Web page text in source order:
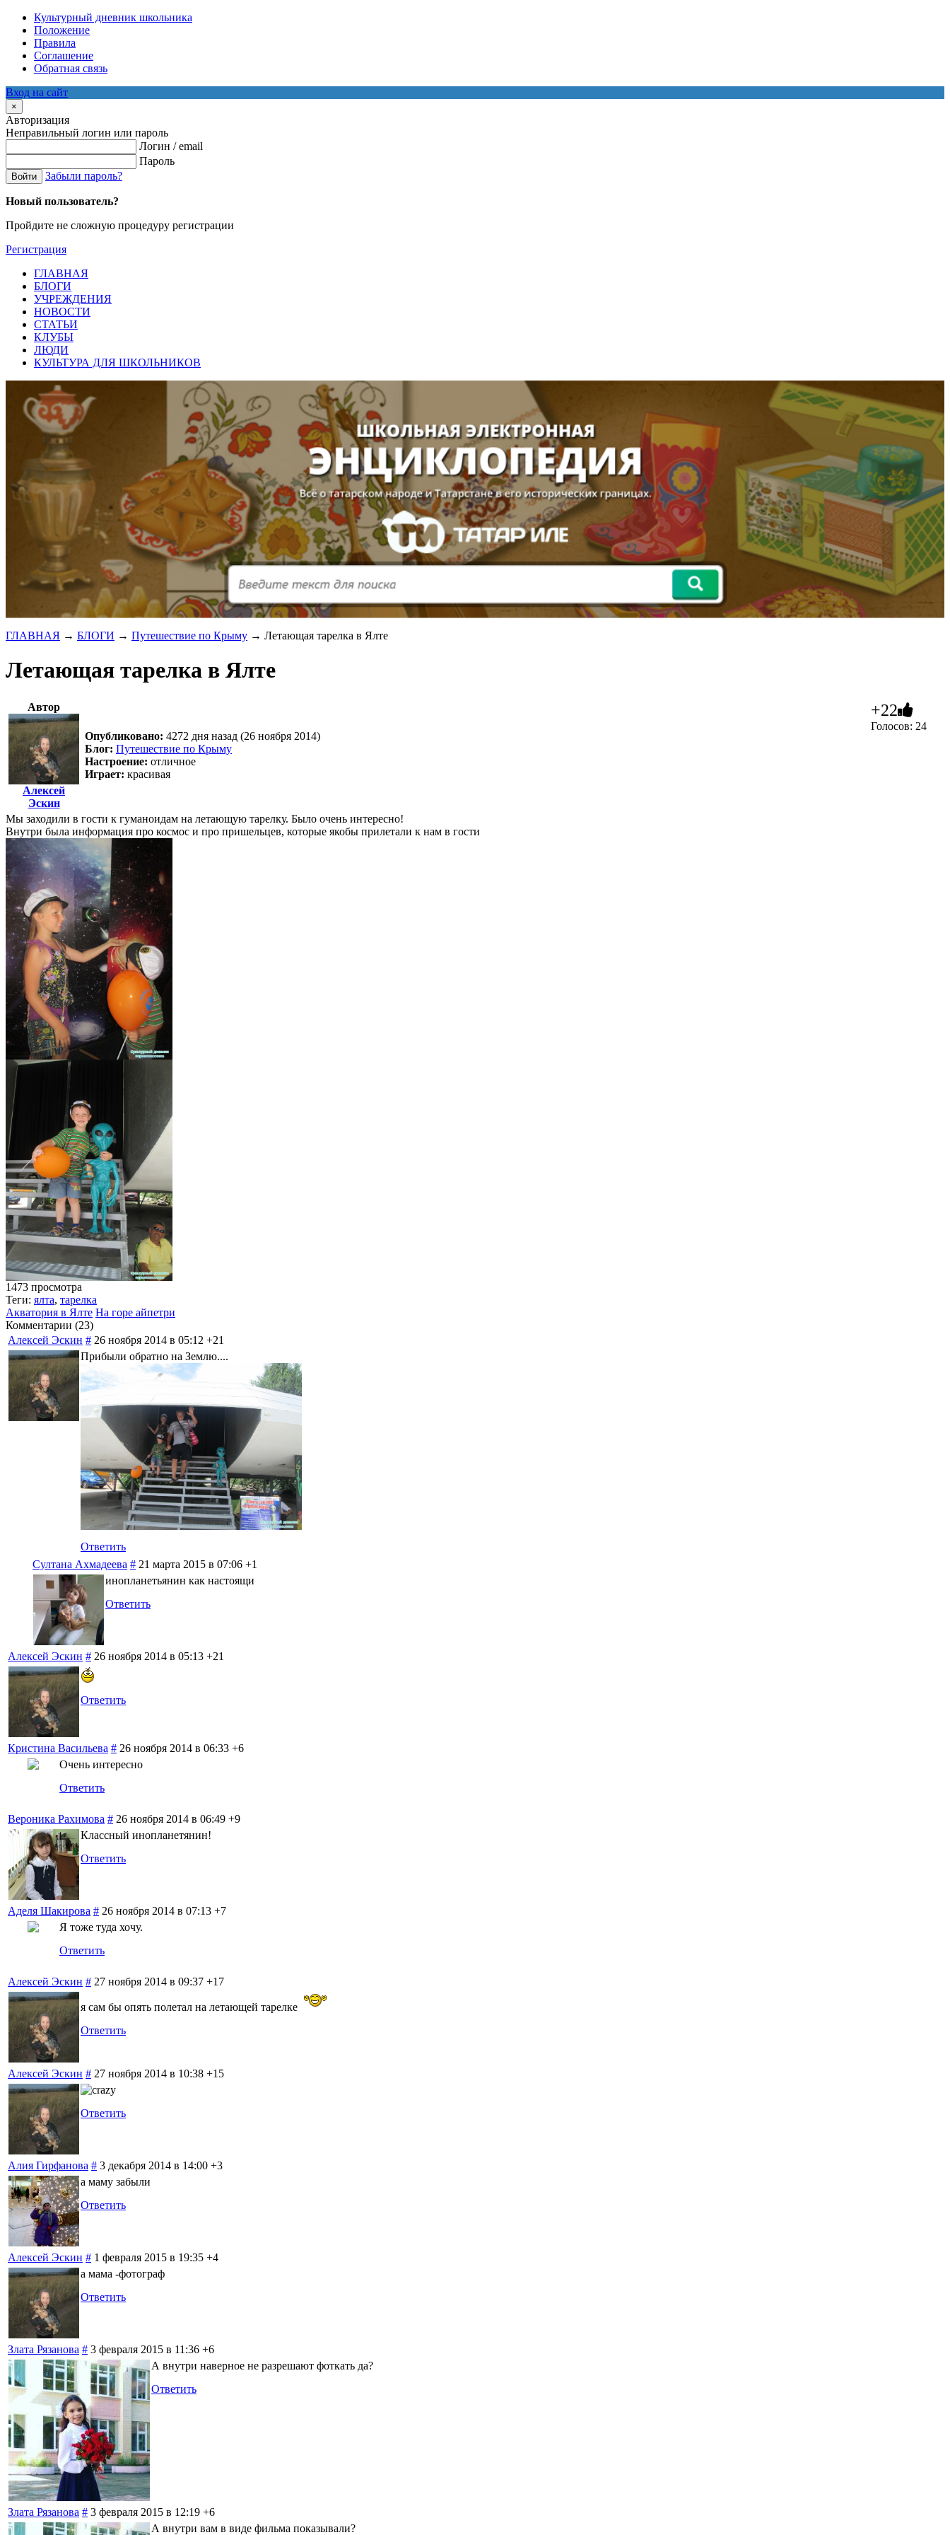
Культурный дневник школьника
Положение
Правила
Соглашение
Обратная связь
Вход на сайт
×
Авторизация
Неправильный логин или пароль
Логин / email
Пароль
Войти Забыли пароль?
Новый пользователь?
Пройдите не сложную процедуру регистрации
Регистрация
ГЛАВНАЯ
БЛОГИ
УЧРЕЖДЕНИЯ
НОВОСТИ
СТАТЬИ
КЛУБЫ
ЛЮДИ
КУЛЬТУРА ДЛЯ ШКОЛЬНИКОВ
ГЛАВНАЯ → БЛОГИ → Путешествие по Крыму → Летающая тарелка в Ялте
Летающая тарелка в Ялте
Автор
Алексей
Эскин
Опубликовано: 4272 дня назад (26 ноября 2014)
Блог: Путешествие по Крыму
Настроение: отличное
Играет: красивая
+22
Голосов: 24
Мы заходили в гости к гуманоидам на летающую тарелку. Было очень интересно!
Внутри была информация про космос и про пришельцев, которые якобы прилетали к нам в гости
1473 просмотра
Теги: ялта, тарелка
Акватория в Ялте На горе айпетри
Комментарии (23)
Алексей Эскин # 26 ноября 2014 в 05:12 +21
Прибыли обратно на Землю....
Ответить
Султана Ахмадеева # 21 марта 2015 в 07:06 +1
инопланетьянин как настоящи
Ответить
Алексей Эскин # 26 ноября 2014 в 05:13 +21
Ответить
Кристина Васильева # 26 ноября 2014 в 06:33 +6
Очень интересно
Ответить
Вероника Рахимова # 26 ноября 2014 в 06:49 +9
Классный инопланетянин!
Ответить
Аделя Шакирова # 26 ноября 2014 в 07:13 +7
Я тоже туда хочу.
Ответить
Алексей Эскин # 27 ноября 2014 в 09:37 +17
я сам бы опять полетал на летающей тарелке
Ответить
Алексей Эскин # 27 ноября 2014 в 10:38 +15
Ответить
Алия Гирфанова # 3 декабря 2014 в 14:00 +3
а маму забыли
Ответить
Алексей Эскин # 1 февраля 2015 в 19:35 +4
а мама -фотограф
Ответить
Злата Рязанова # 3 февраля 2015 в 11:36 +6
А внутри наверное не разрешают фоткать да?
Ответить
Злата Рязанова # 3 февраля 2015 в 12:19 +6
А внутри вам в виде фильма показывали?